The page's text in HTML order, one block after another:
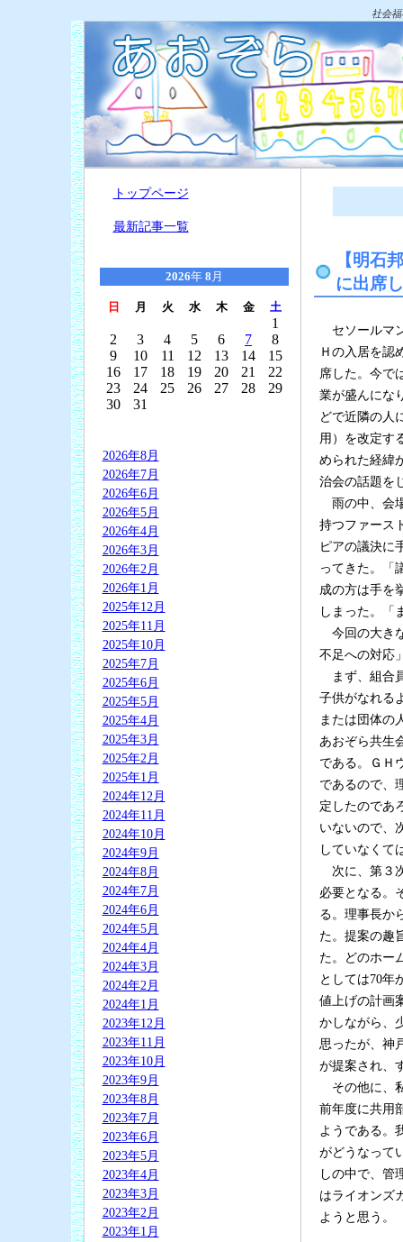
社会
トップページ
最新記事一覧
2026年 8 月
日 月 火 水 木 金 土
1
2
3 4 5 6 7
8
9
10 11 12 13 14
15
16
17 18 19 20 21
22
23
24 25 26 27 28
29
30
31
2026年8月
2026年7月
2026年6月
2026年5月
2026年4月
2026年3月
2026年2月
2026年1月
2025年12月
2025年11月
2025年10月
2025年7月
2025年6月
2025年5月
2025年4月
2025年3月
2025年2月
2025年1月
2024年12月
2024年11月
2024年10月
2024年9月
2024年8月
2024年7月
2024年6月
2024年5月
2024年4月
2024年3月
2024年2月
2024年1月
2023年12月
2023年11月
2023年10月
2023年9月
2023年8月
2023年7月
2023年6月
2023年5月
2023年4月
2023年3月
2023年2月
2023年1月
【明石
に出席
セソールマ
Ｈの入居を認
席した。今で
業が盛んにな
どで近隣の人
用）を改定す
められた経緯
治会の話題を
雨の中、会
持つファース
ピアの議決に
ってきた。「
成の方は手を
しまった。「
今回の大き
不足への対応
まず、組合
子供がなれる
または団体の
あおぞら共生
である。ＧＨ
であるので、
定したのであ
いないので、
していなくて
次に、第３
必要となる。
る。理事長か
た。提案の趣
た。どのホー
としては70年
値上げの計画
かしながら、
思ったが、神
が提案され、
その他に、
前年度に共用
ようである。
がどうなって
しの中で、管
はライオンズ
ようと思う。